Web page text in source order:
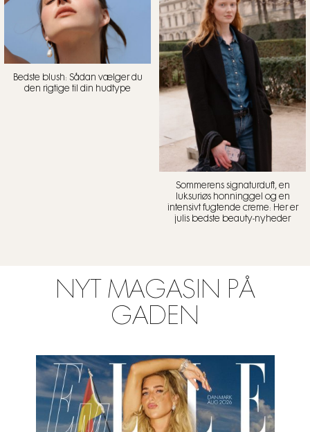
Bedste blush: Sådan vælger du
den rigtige til din hudtype
Sommerens signaturduft, en
luksuriøs honninggel og en
intensivt fugtende creme: Her er
julis bedste beauty-nyheder
NYT MAGASIN PÅ
GADEN